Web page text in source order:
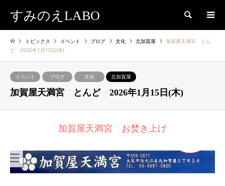
すみのえLABO 検索
トピックス イベント ブログ 文化 北加賀屋
加賀屋天満宮 とん
ど 2026年1月15日(木)
イベント ブログ 文化 北加賀屋
加賀屋天満宮 とんど 2026年1月15日(木)
加賀屋天満宮 お焚き上げ